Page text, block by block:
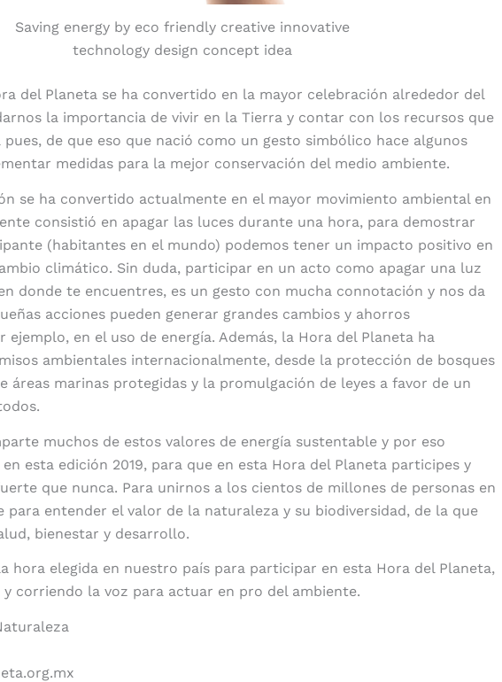
Saving energy by eco friendly creative innovative
technology design concept idea
del Planeta se ha convertido en la mayor celebración alrededor del
la importancia de vivir en la Tierra y contar con los recursos que
de que eso que nació como un gesto simbólico hace algunos
medidas para la mejor conservación del medio ambiente.
se ha convertido actualmente en el mayor movimiento ambiental en
consistió en apagar las luces durante una hora, para demostrar
(habitantes en el mundo) podemos tener un impacto positivo en
climático. Sin duda, participar en un acto como apagar una luz
donde te encuentres, es un gesto con mucha connotación y nos da
acciones pueden generar grandes cambios y ahorros
ejemplo, en el uso de energía. Además, la Hora del Planeta ha
ambientales internacionalmente, desde la protección de bosques
áreas marinas protegidas y la promulgación de leyes a favor de un
muchos de estos valores de energía sustentable y por eso
esta edición 2019, para que en esta Hora del Planeta participes y
que nunca. Para unirnos a los cientos de millones de personas en
para entender el valor de la naturaleza y su biodiversidad, de la que
bienestar y desarrollo.
hora elegida en nuestro país para participar en esta Hora del Planeta,
y corriendo la voz para actuar en pro del ambiente.